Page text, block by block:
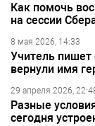
Как помочь
на сессии
8 мая 2026, 14:33
Учитель пишет
вернули имя
29 апреля 2026,
Разные
сегодня